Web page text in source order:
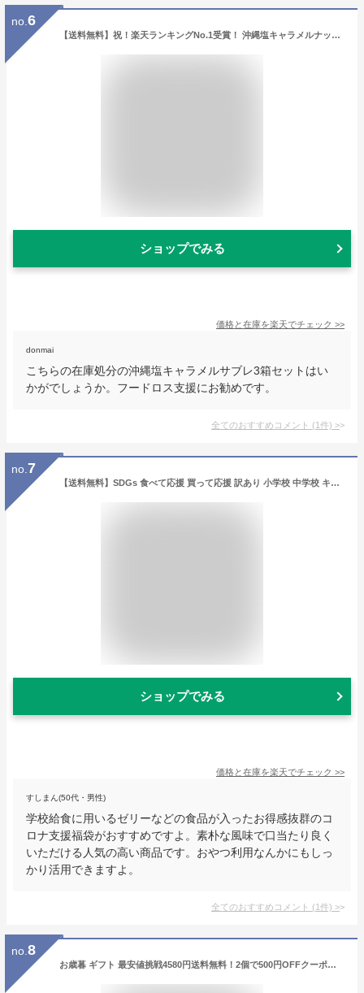
no. 6
【送料無料】祝！楽天ランキングNo.1受賞！ 沖縄塩キャラメルナッツサブレ【3箱セット】 お菓子 お土産 沖縄お土産 土産 スイーツ クッキー サブレ ギフト プチギフト 個包装 小分け プレゼント バレンタイン ホワイトデー ウエディング お返し お中元 御中元
ショップでみる
価格と在庫を楽天でチェック >>
donmai
こちらの在庫処分の沖縄塩キャラメルサブレ3箱セットはい
かがでしょうか。フードロス支援にお勧めです。
全てのおすすめコメント (1件) >
no. 7
【送料無料】SDGs 食べて応援 買って応援 訳あり 小学校 中学校 キャンセル品 食品ロス削減セット 数量限定 コロナ 応援 食品ロス フードロス コロナに負けるな 訳あり 在庫処分 学校 給食 安心 安全 学校給食のデザート3000円福袋【10/26(水)発送／お届け日の指定不可】
ショップでみる
価格と在庫を楽天でチェック >>
すしまん(50代・男性)
学校給食に用いるゼリーなどの食品が入ったお得感抜群のコ
ロナ支援福袋がおすすめですよ。素朴な風味で口当たり良く
いただける人気の高い商品です。おやつ利用なんかにもしっ
かり活用できますよ。
全てのおすすめコメント (1件) >
no. 8
お歳暮 ギフト 最安値挑戦4580円送料無料！2個で500円OFFクーポン有！北海道加工！鱒いくら醤油漬け500g[送料無料][鱒子/いくら/イクラ/海鮮丼/ちらし]バレンタイン お歳暮 プレゼント 巣ごもり コロナ 在庫処分 応援 食品 食べ物 お取り寄せグルメ ぐるめ